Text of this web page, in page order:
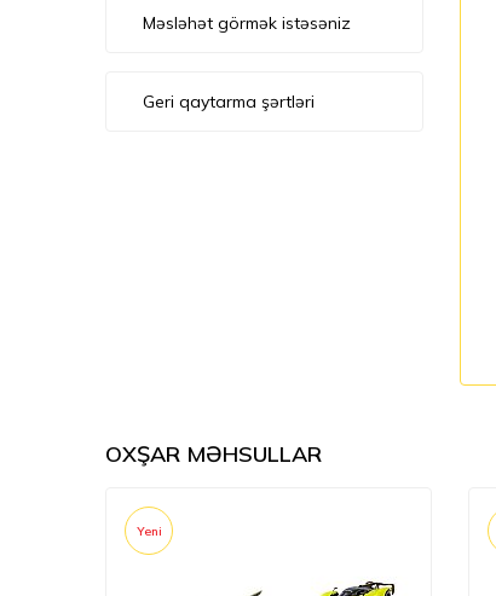
Məsləhət görmək istəsəniz
Geri qaytarma şərtləri
OXŞAR MƏHSULLAR
Yeni